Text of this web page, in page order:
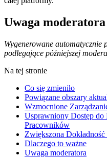
Uwaga moderatora
Wygenerowane automatycznie
podlegające późniejszej
Na tej stronie
Co się zmieniło
Powiązane obszary
Wzmocnione
Usprawniony Dostęp
Pracowników
Zwiększona
Dlaczego to ważne
Uwaga moderatora